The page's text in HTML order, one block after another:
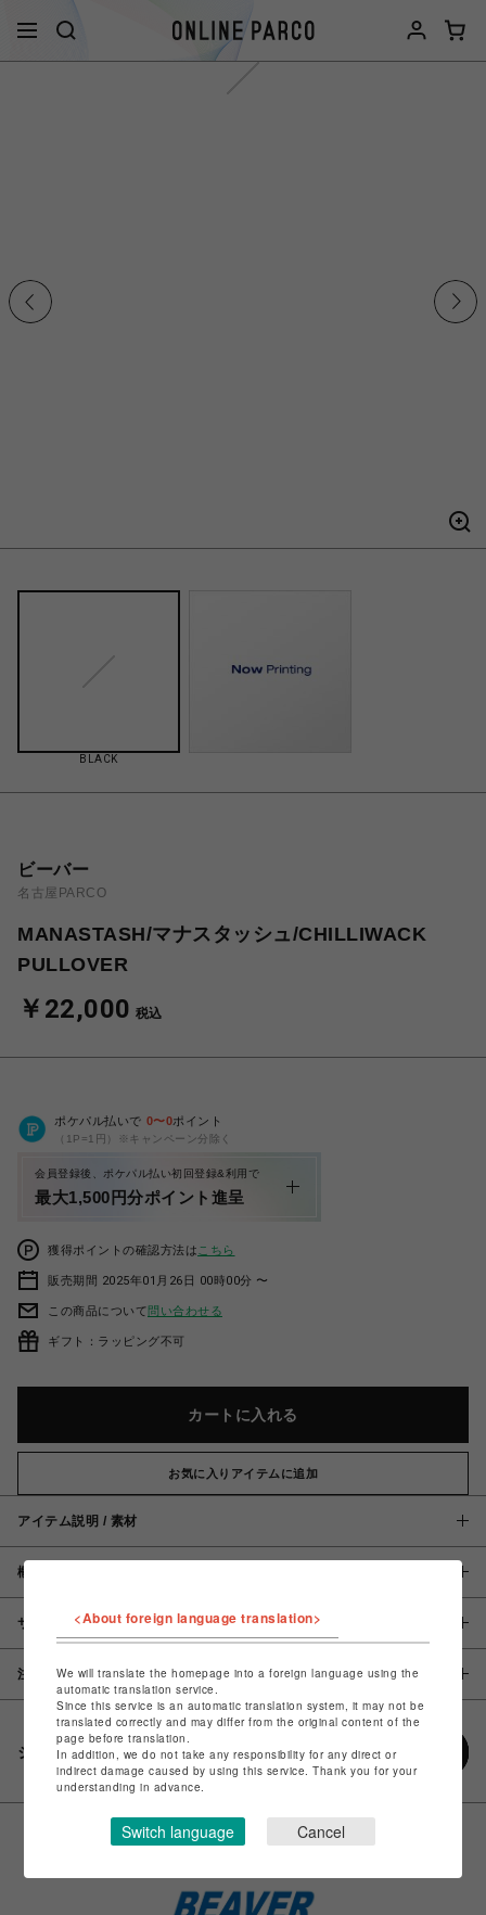
BLACK
ビーバー
名古屋PARCO
MANASTASH/マナスタッシュ/CHILLIWACK
PULLOVER
￥22,000 税込
ポケパル払いで 0〜0ポイント
（1P=1円）※キャンペーン分除く
会員登録後、ポケパル払い初回登録&利用で
最大1,500円分ポイント進呈
獲得ポイントの確認方法は こちら
販売期間 2025年01月26日 00時00分 〜
この商品について問い合わせる
ギフト：ラッピング不可
カートに入れる
お気に入りアイテムに追加
アイテム説明 / 素材
概要
サイズ
注意事項
シェアする
<About foreign language translation>
We will translate the homepage into a foreign language using the
automatic translation service.
Since this service is an automatic translation system, it may not be
translated correctly and may differ from the original content of the
page before translation.
In addition, we do not take any responsibility for any direct or
indirect damage caused by using this service. Thank you for your
understanding in advance.
Switch language Cancel